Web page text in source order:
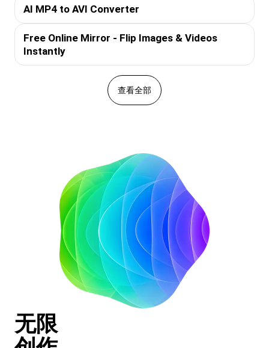
AI MP4 to AVI Converter
Free Online Mirror - Flip Images & Videos
Instantly
查看全部
无限